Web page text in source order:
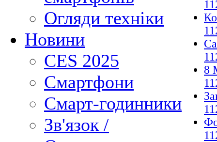
Огляди техніки
Новини
CES 2025
Смартфони
Смарт-годинники
Зв'язок /
8